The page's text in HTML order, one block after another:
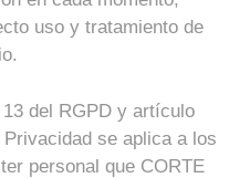
uso y tratamiento de
del RGPD y artículo
se aplica a los
personal que CORTE